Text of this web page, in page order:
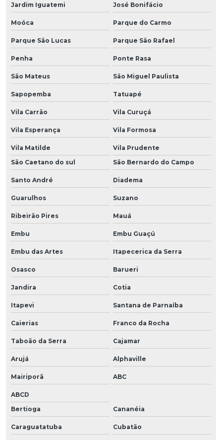
Jardim Iguatemi José Bonifácio
Moóca Parque do Carmo
Parque São Lucas Parque São Rafael
Penha Ponte Rasa
São Mateus São Miguel Paulista
Sapopemba Tatuapé
Vila Carrão Vila Curuçá
Vila Esperança Vila Formosa
Vila Matilde
Vila Prudente
São Caetano do sul
São Bernardo do Campo
Santo André Diadema
Guarulhos Suzano
Ribeirão Pires Mauá
Embu Embu Guaçú
Embu das Artes Itapecerica da Serra
Osasco Barueri
Jandira Cotia
Itapevi Santana de Parnaíba
Caierias Franco da Rocha
Taboão da Serra Cajamar
Arujá Alphaville
Mairiporã ABC
ABCD
Bertioga
Cananéia
Caraguatatuba Cubatão